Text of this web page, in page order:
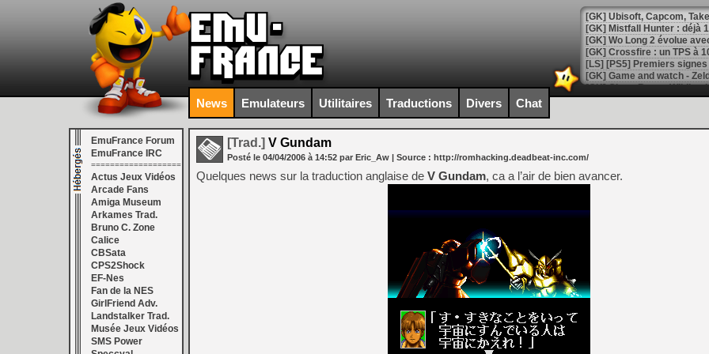
[GK] Mistfall Hunter : déjà
[GK] Wo Long 2 évolue
[GK] Crossfire : un TPS à
[LS] [PS5] Premiers
[Mo5] DOOM arrive en
[GK] Bethesda fête les 30
[GK] Roblox : l'action en
[GK] Agenda - GeForce
[LS] [PS5] ps5-y2jb-
[GK] Pourquoi Marvel
[GK] Test : Restory : Chill
[GK] GTA 6 : Rockstar
[GK] Hot Wheels Infinite
[GK] Mémoire cash -
[GK] Résultats Nintendo :
News Emulateurs Utilitaires Traductions Divers Chat
EmuFrance Forum
EmuFrance IRC
===================
Actus Jeux Vidéos
Arcade Fans
Amiga Museum
Arkames Trad.
Bruno C. Zone
Calice
CBSata
CPS2Shock
EF-Nes
Fan de la NES
GirlFriend Adv.
Landstalker Trad.
Musée Jeux Vidéos
SMS Power
[Trad.] V Gundam
Posté le 04/04/2006 à 14:52 par Eric_Aw | Source : http://romhacking.deadbeat-inc.com/
Quelques news sur la traduction anglaise de V Gundam, ca a l’air de bien avancer.